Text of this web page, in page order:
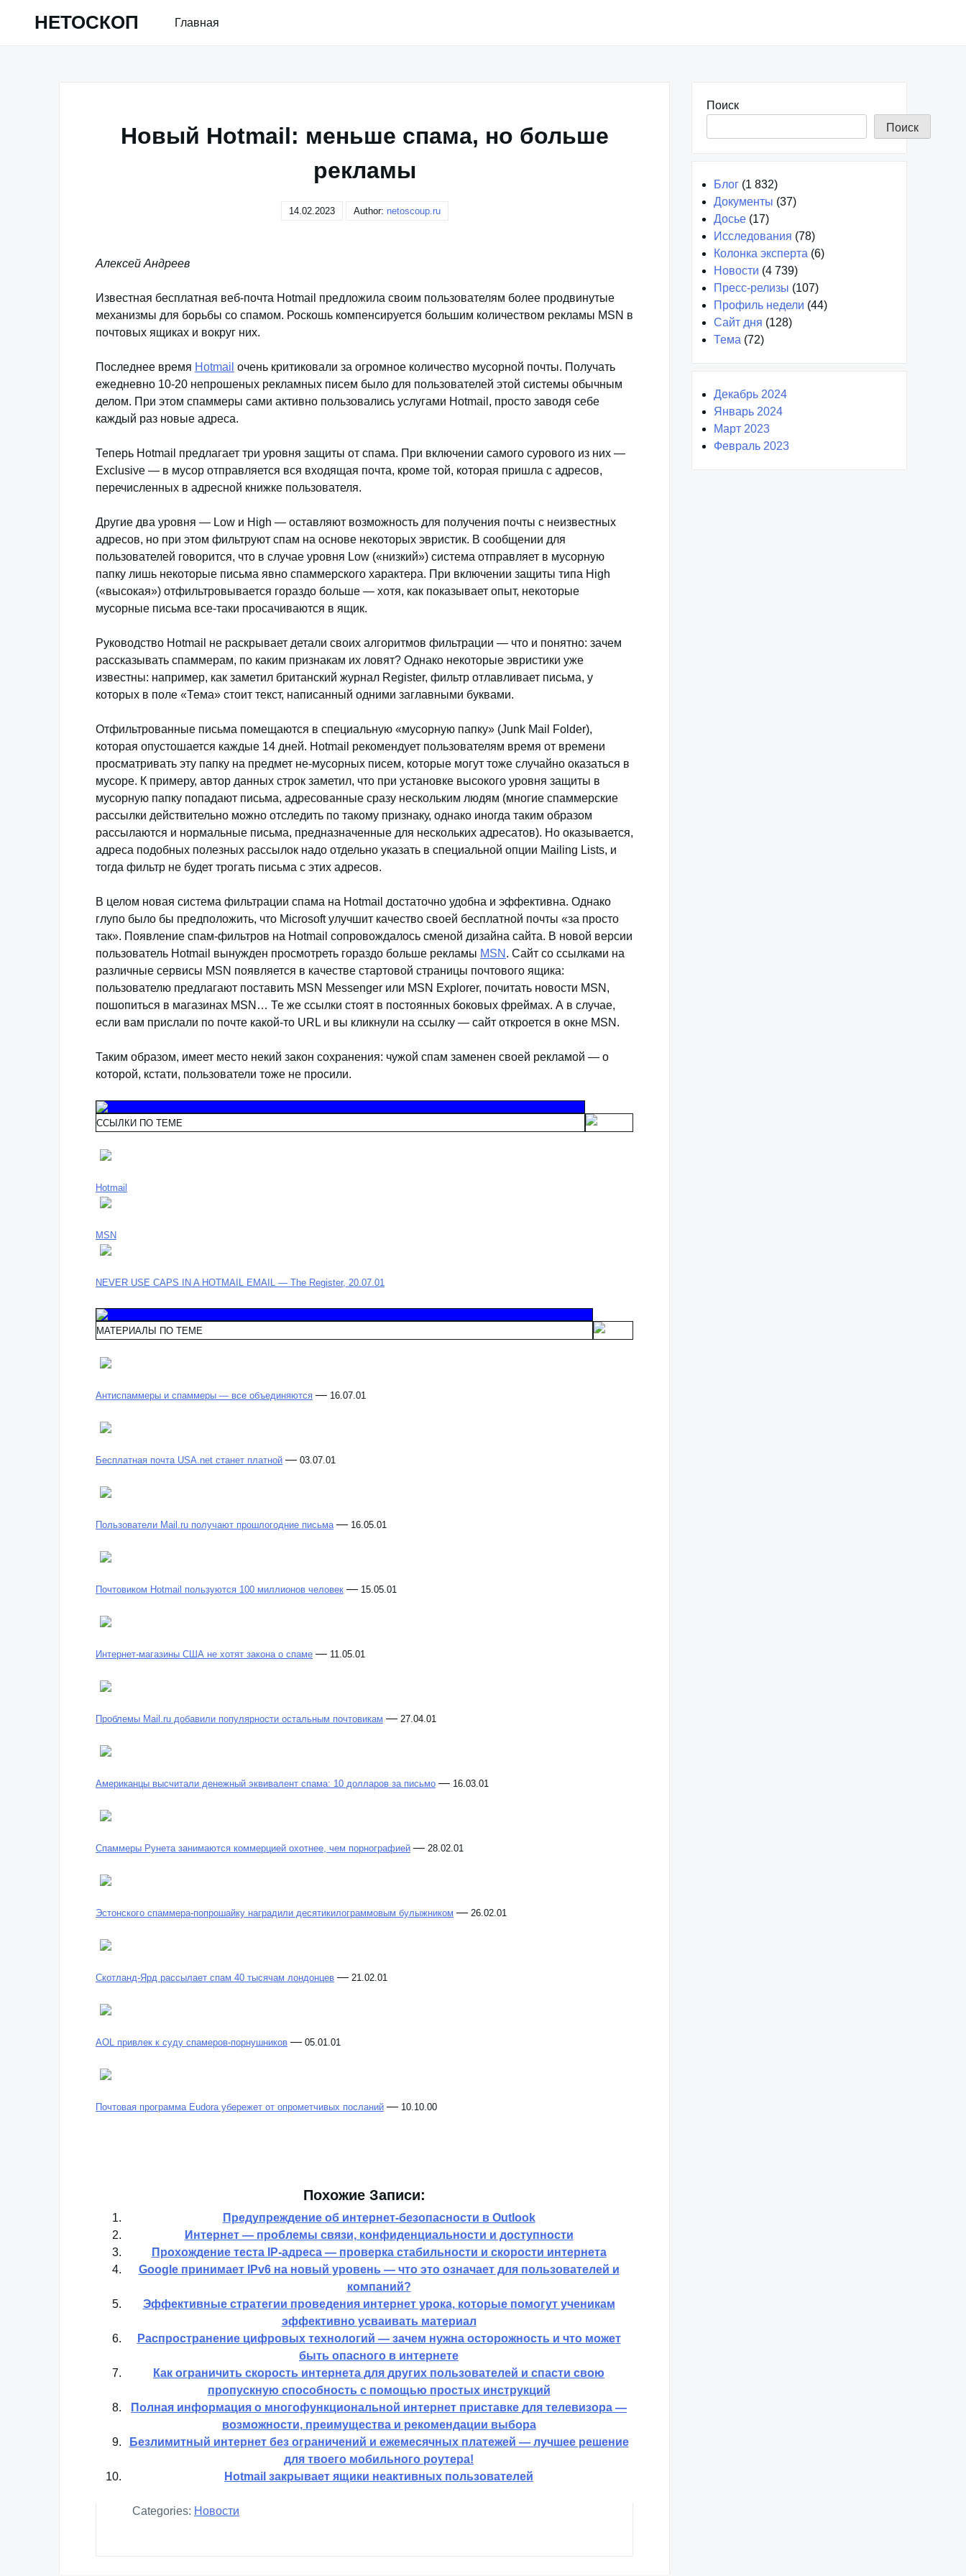
НЕТОСКОП Главная
Новый Hotmail: меньше спама, но больше
рекламы
14.02.2023 Author: netoscoup.ru
Алексей Андреев
Известная бесплатная веб-почта Hotmail предложила своим пользователям более продвинутые
механизмы для борьбы со спамом. Роскошь компенсируется большим количеством рекламы MSN в
почтовых ящиках и вокруг них.
Последнее время Hotmail очень критиковали за огромное количество мусорной почты. Получать
ежедневно 10-20 непрошеных рекламных писем было для пользователей этой системы обычным
делом. При этом спаммеры сами активно пользовались услугами Hotmail, просто заводя себе
каждый раз новые адреса.
Теперь Hotmail предлагает три уровня защиты от спама. При включении самого сурового из них —
Exclusive — в мусор отправляется вся входящая почта, кроме той, которая пришла с адресов,
перечисленных в адресной книжке пользователя.
Другие два уровня — Low и High — оставляют возможность для получения почты с неизвестных
адресов, но при этом фильтруют спам на основе некоторых эвристик. В сообщении для
пользователей говорится, что в случае уровня Low («низкий») система отправляет в мусорную
папку лишь некоторые письма явно спаммерского характера. При включении защиты типа High
(«высокая») отфильтровывается гораздо больше — хотя, как показывает опыт, некоторые
мусорные письма все-таки просачиваются в ящик.
Руководство Hotmail не раскрывает детали своих алгоритмов фильтрации — что и понятно: зачем
рассказывать спаммерам, по каким признакам их ловят? Однако некоторые эвристики уже
известны: например, как заметил британский журнал Register, фильтр отлавливает письма, у
которых в поле «Тема» стоит текст, написанный одними заглавными буквами.
Отфильтрованные письма помещаются в специальную «мусорную папку» (Junk Mail Folder),
которая опустошается каждые 14 дней. Hotmail рекомендует пользователям время от времени
просматривать эту папку на предмет не-мусорных писем, которые могут тоже случайно оказаться в
мусоре. К примеру, автор данных строк заметил, что при установке высокого уровня защиты в
мусорную папку попадают письма, адресованные сразу нескольким людям (многие спаммерские
рассылки действительно можно отследить по такому признаку, однако иногда таким образом
рассылаются и нормальные письма, предназначенные для нескольких адресатов). Но оказывается,
адреса подобных полезных рассылок надо отдельно указать в специальной опции Mailing Lists, и
тогда фильтр не будет трогать письма с этих адресов.
В целом новая система фильтрации спама на Hotmail достаточно удобна и эффективна. Однако
глупо было бы предположить, что Microsoft улучшит качество своей бесплатной почты «за просто
так». Появление спам-фильтров на Hotmail сопровождалось сменой дизайна сайта. В новой версии
пользователь Hotmail вынужден просмотреть гораздо больше рекламы MSN . Сайт со ссылками на
различные сервисы MSN появляется в качестве стартовой страницы почтового ящика:
пользователю предлагают поставить MSN Messenger или MSN Explorer, почитать новости MSN,
пошопиться в магазинах MSN… Те же ссылки стоят в постоянных боковых фреймах. А в случае,
если вам прислали по почте какой-то URL и вы кликнули на ссылку — сайт откроется в окне MSN.
Таким образом, имеет место некий закон сохранения: чужой спам заменен своей рекламой — о
которой, кстати, пользователи тоже не просили.
ССЫЛКИ ПО ТЕМЕ
Hotmail
MSN
NEVER USE CAPS IN A HOTMAIL EMAIL — The Register, 20.07.01
МАТЕРИАЛЫ ПО ТЕМЕ
Антиспаммеры и спаммеры — все объединяются — 16.07.01
Бесплатная почта USA.net станет платной — 03.07.01
Пользователи Mail.ru получают прошлогодние письма — 16.05.01
Почтовиком Hotmail пользуются 100 миллионов человек — 15.05.01
Интернет-магазины США не хотят закона о спаме — 11.05.01
Проблемы Mail.ru добавили популярности остальным почтовикам — 27.04.01
Американцы высчитали денежный эквивалент спама: 10 долларов за письмо — 16.03.01
Спаммеры Рунета занимаются коммерцией охотнее, чем порнографией — 28.02.01
Эстонского спаммера-попрошайку наградили десятикилограммовым булыжником — 26.02.01
Скотланд-Ярд рассылает спам 40 тысячам лондонцев — 21.02.01
AOL привлек к суду спамеров-порнушников — 05.01.01
Почтовая программа Eudora убережет от опрометчивых посланий — 10.10.00
Похожие Записи:
Предупреждение об интернет-безопасности в Outlook
Интернет — проблемы связи, конфиденциальности и доступности
Прохождение теста IP-адреса — проверка стабильности и скорости интернета
Google принимает IPv6 на новый уровень — что это означает для пользователей и
компаний?
Эффективные стратегии проведения интернет урока, которые помогут ученикам
эффективно усваивать материал
Распространение цифровых технологий — зачем нужна осторожность и что может
быть опасного в интернете
Как ограничить скорость интернета для других пользователей и спасти свою
пропускную способность с помощью простых инструкций
Полная информация о многофункциональной интернет приставке для телевизора —
возможности, преимущества и рекомендации выбора
Безлимитный интернет без ограничений и ежемесячных платежей — лучшее решение
для твоего мобильного роутера!
Hotmail закрывает ящики неактивных пользователей
Categories: Новости
Поиск
Поиск
Блог (1 832)
Документы (37)
Досье (17)
Исследования (78)
Колонка эксперта (6)
Новости (4 739)
Пресс-релизы (107)
Профиль недели (44)
Сайт дня (128)
Тема (72)
Декабрь 2024
Январь 2024
Март 2023
Февраль 2023